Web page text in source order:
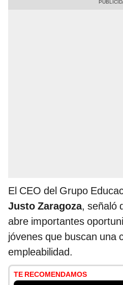
El CEO del Grupo
Justo Zaragoza, señaló
abre importantes
jóvenes que buscan una
empleabilidad.
TE RECOMENDAMOS